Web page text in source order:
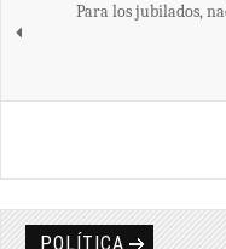
Para los jubilados,
POLÍTICA